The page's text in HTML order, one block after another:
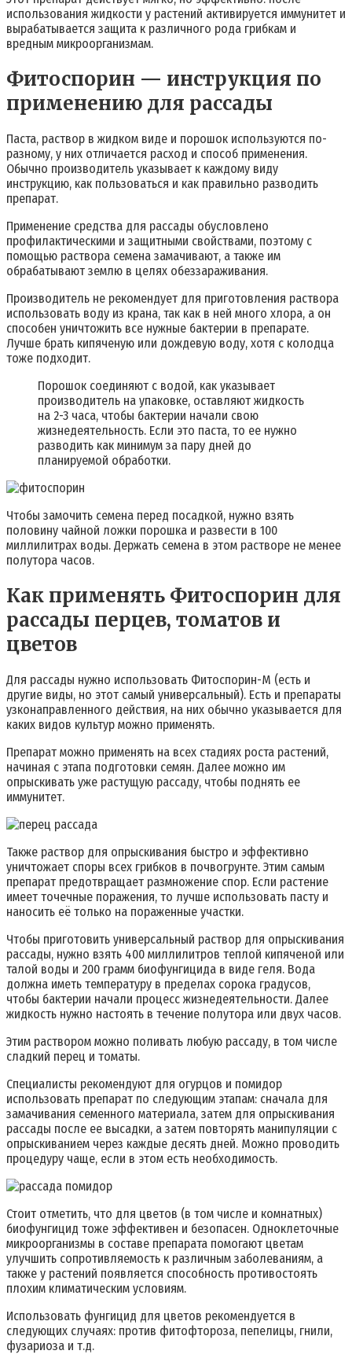
использования жидкости у растений активируется иммунитет и
вырабатывается защита к различного рода грибкам и
вредным микроорганизмам.
Фитоспорин — инструкция по
применению для рассады
Паста, раствор в жидком виде и порошок используются по-
разному, у них отличается расход и способ применения.
Обычно производитель указывает к каждому виду
инструкцию, как пользоваться и как правильно разводить
препарат.
Применение средства для рассады обусловлено
профилактическими и защитными свойствами, поэтому с
помощью раствора семена замачивают, а также им
обрабатывают землю в целях обеззараживания.
Производитель не рекомендует для приготовления раствора
использовать воду из крана, так как в ней много хлора, а он
способен уничтожить все нужные бактерии в препарате.
Лучше брать кипяченую или дождевую воду, хотя с колодца
тоже подходит.
Порошок соединяют с водой, как указывает
производитель на упаковке, оставляют жидкость
на 2-3 часа, чтобы бактерии начали свою
жизнедеятельность. Если это паста, то ее нужно
разводить как минимум за пару дней до
планируемой обработки.
Чтобы замочить семена перед посадкой, нужно взять
половину чайной ложки порошка и развести в 100
миллилитрах воды. Держать семена в этом растворе не менее
полутора часов.
Как применять Фитоспорин для
рассады перцев, томатов и
цветов
Для рассады нужно использовать Фитоспорин-М (есть и
другие виды, но этот самый универсальный). Есть и препараты
узконаправленного действия, на них обычно указывается для
каких видов культур можно применять.
Препарат можно применять на всех стадиях роста растений,
начиная с этапа подготовки семян. Далее можно им
опрыскивать уже растущую рассаду, чтобы поднять ее
иммунитет.
Также раствор для опрыскивания быстро и эффективно
уничтожает споры всех грибков в почвогрунте. Этим самым
препарат предотвращает размножение спор. Если растение
имеет точечные поражения, то лучше использовать пасту и
наносить её только на пораженные участки.
Чтобы приготовить универсальный раствор для опрыскивания
рассады, нужно взять 400 миллилитров теплой кипяченой или
талой воды и 200 грамм биофунгицида в виде геля. Вода
должна иметь температуру в пределах сорока градусов,
чтобы бактерии начали процесс жизнедеятельности. Далее
жидкость нужно настоять в течение полутора или двух часов.
Этим раствором можно поливать любую рассаду, в том числе
сладкий перец и томаты.
Специалисты рекомендуют для огурцов и помидор
использовать препарат по следующим этапам: сначала для
замачивания семенного материала, затем для опрыскивания
рассады после ее высадки, а затем повторять манипуляции с
опрыскиванием через каждые десять дней. Можно проводить
процедуру чаще, если в этом есть необходимость.
Стоит отметить, что для цветов (в том числе и комнатных)
биофунгицид тоже эффективен и безопасен. Одноклеточные
микроорганизмы в составе препарата помогают цветам
улучшить сопротивляемость к различным заболеваниям, а
также у растений появляется способность противостоять
плохим климатическим условиям.
Использовать фунгицид для цветов рекомендуется в
следующих случаях: против фитофтороза, пепелицы, гнили,
фузариоза и т.д.